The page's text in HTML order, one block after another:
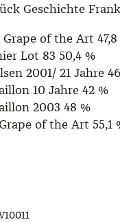
Geschichte
of the Art 47,8
Lot 83 50,4 %
2001/ 21 Jahre
10 Jahre 42 %
2003 48 %
of the Art 55,1